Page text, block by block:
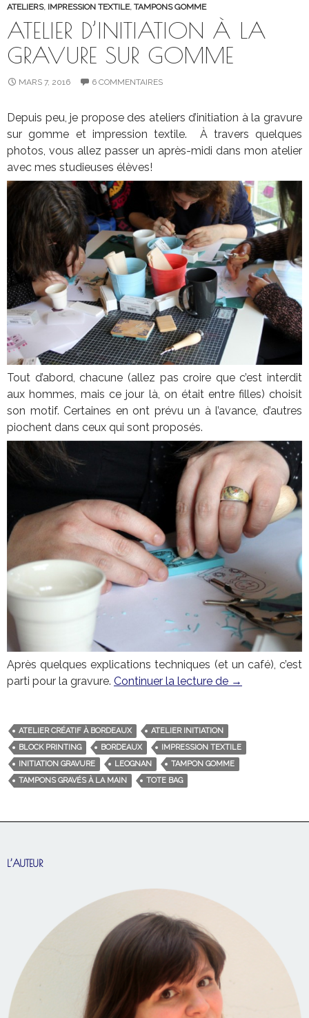
ATELIERS, IMPRESSION TEXTILE, TAMPONS GOMME
ATELIER D’INITIATION À LA
GRAVURE SUR GOMME
MARS 7, 2016 6 COMMENTAIRES
Depuis peu, je propose des ateliers d’initiation à la gravure
sur gomme et impression textile. À travers quelques
photos, vous allez passer un après-midi dans mon atelier
avec mes studieuses élèves!
Tout d’abord, chacune (allez pas croire que c’est interdit
aux hommes, mais ce jour là, on était entre filles) choisit
son motif. Certaines en ont prévu un à l’avance, d’autres
piochent dans ceux qui sont proposés.
Après quelques explications techniques (et un café), c’est
parti pour la gravure. Continuer la lecture de Atelier
→
ATELIER CRÉATIF À BORDEAUX
ATELIER INITIATION
BLOCK PRINTING
BORDEAUX
IMPRESSION TEXTILE
INITIATION GRAVURE
LEOGNAN
TAMPON GOMME
TAMPONS GRAVÉS À LA MAIN
TOTE BAG
L’AUTEUR